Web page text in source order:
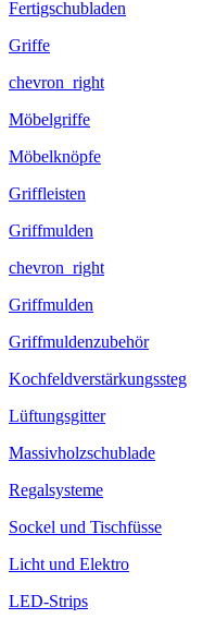
Fertigschubladen
Griffe
chevron_right
Möbelgriffe
Möbelknöpfe
Griffleisten
Griffmulden
chevron_right
Griffmulden
Griffmuldenzubehör
Kochfeldverstärkungssteg
Lüftungsgitter
Massivholzschublade
Regalsysteme
Sockel und Tischfüsse
Licht und Elektro
LED-Strips